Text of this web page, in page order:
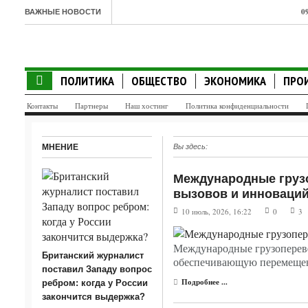
ВАЖНЫЕ НОВОСТИ
ПОЛИТИКА ОБЩЕСТВО ЭКОНОМИКА
Контакты Партнеры Наш хостинг Политика конфиденциальности
Вы здесь:
Международные
вызовов и инноваций
10 июль, 2026, 16:22 0 3
Международные
обеспечивающую
Подробнее ...
МНЕНИЕ
Британский журналист
поставил Западу вопрос
ребром: когда у России
закончится выдержка?